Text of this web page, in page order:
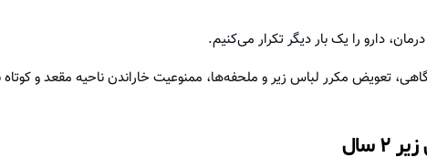
دارو را یک بار دیگر تکرار می‌کنیم.
تعویض مکرر لباس زیر و ملحفه‌ها، ممنوعیت خاراندن ناحیه مقعد و کوتاه
سال